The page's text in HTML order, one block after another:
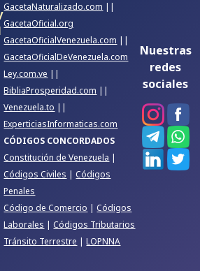
GacetaNaturalizado.com ||
GacetaOficial.org
GacetaOficialVenezuela.com ||
GacetaOficialDeVenezuela.com
Ley.com.ve ||
BibliaProsperidad.com ||
Venezuela.to ||
ExperticiasInformaticas.com
CÓDIGOS CONCORDADOS
Constitución de Venezuela |
Códigos Civiles |Códigos
Penales
Código de Comercio | Códigos
Laborales |Códigos Tributarios
Tránsito Terrestre |LOPNNA
Nuestras
redes
sociales